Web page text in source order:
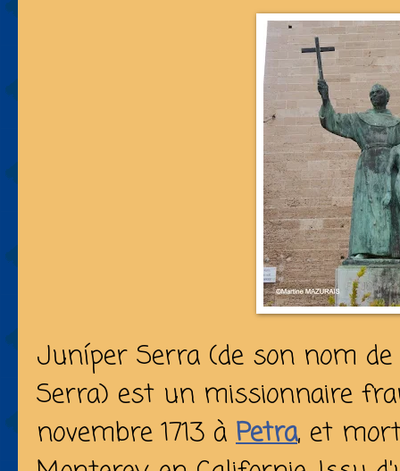
Juníper Serra (de son nom
Serra) est un missionnaire
novembre 1713 à Petra, et